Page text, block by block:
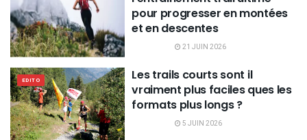
pour progresser en montées
et en descentes
21 JUIN 2026
EDITO
Les trails courts sont il
vraiment plus faciles ques les
formats plus longs ?
5 JUIN 2026